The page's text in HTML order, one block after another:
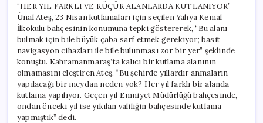
“HER YIL FARKLI VE KÜÇÜK ALANLARDA KUTLANIYOR”
Ünal Ateş, 23 Nisan kutlamaları için seçilen Yahya Kemal
İlkokulu bahçesinin konumuna tepki göstererek, “Bu alanı
bulmak için bile büyük çaba sarf etmek gerekiyor; basit
navigasyon cihazları ile bile bulunması zor bir yer” şeklinde
konuştu. Kahramanmaraş’ta kalıcı bir kutlama alanının
olmamasını eleştiren Ateş, “Bu şehirde yıllardır anmaların
yapılacağı bir meydan neden yok? Her yıl farklı bir alanda
kutlama yapılıyor. Geçen yıl Emniyet Müdürlüğü bahçesinde,
ondan önceki yıl ise yıkılan valiliğin bahçesinde kutlama
yapmıştık” dedi.